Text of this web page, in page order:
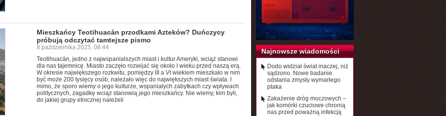
Mieszkańcy Teotihuacán przodkami Azteków? Duńczycy
próbują odczytać tamtejsze pismo
8 października 2025, 08:44
Teotihuacán, jedno z najwspanialszych miast i kultur Ameryki, wciąż stanowi
dla nas tajemnicę. Miasto zaczęło rozwijać się około I wieku przed naszą erą.
W okresie największego rozkwitu, pomiędzy III a VI wiekiem mieszkało w nim
być może 200 tysięcy osób, należało więc do największych miast świata. I
mimo, że sporo wiemy o jego kulturze, wspaniałych zabytkach czy wpływach
politycznych, zagadkę wciąż stanowią jego mieszkańcy. Nie wiemy, kim byli,
do jakiej grupy etnicznej należeli
Najnowsze wiadomości
Dodo widział świat inaczej, niż
sądzono. Nowe badanie
odsłania zmysły wymarłego
ptaka
Zakażenie dróg moczowych –
jak komórki czuciowe chronią
nas przed poważną infekcją